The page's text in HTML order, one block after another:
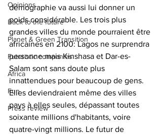
Opinions
Back to the future
Planet & Green Transition
Futuristic companies
Africa
Fun
Press review
démographie va aussi lui donner un
poids considérable. Les trois plus
grandes villes du monde pourraient être
africaines en 2100: Lagos ne surprendra
personne mais Kinshasa et Dar-es-
Salam sont sans doute plus
innattendues pour beaucoup de gens.
Elles deviendraient même des villes
pays à elles seules, dépassant toutes
soixante millions d'habitants, voire
quatre-vingt millions. Le futur de